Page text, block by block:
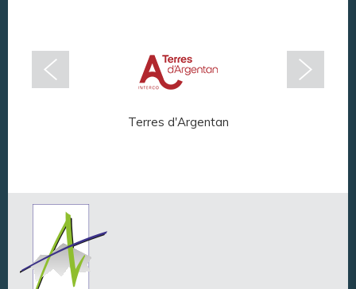
Terres d'Argentan